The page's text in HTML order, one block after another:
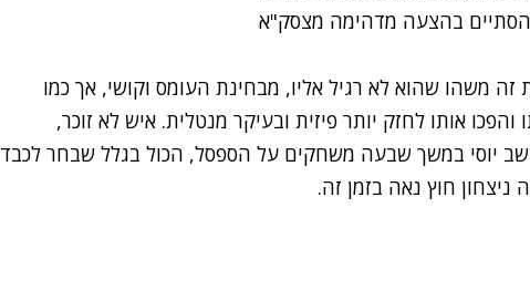
בהצעה מדהימה מצסק"א
זה משהו שהוא לא רגיל אליו, מבחינת העומס וקושי, אך כמו
אותו לחזק יותר פיזית ובעיקר מנטלית. איש לא זוכר,
יוסי במשך שבעה משחקים על הספסל, הכול בגלל שבחר לכבד
ניצחון חוץ נאה בזמן זה.